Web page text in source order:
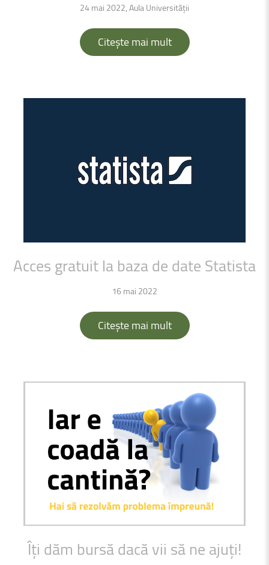
24 mai 2022, Aula Universității
Citește mai mult
Acces gratuit la bazade date Statista
16 mai 2022
Citește mai mult
Îți dăm bursădacăvii să ne ajuți!